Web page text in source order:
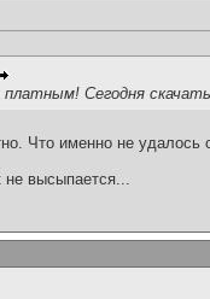
Сегодня скачать
Что именно не удалось
не высыпается...